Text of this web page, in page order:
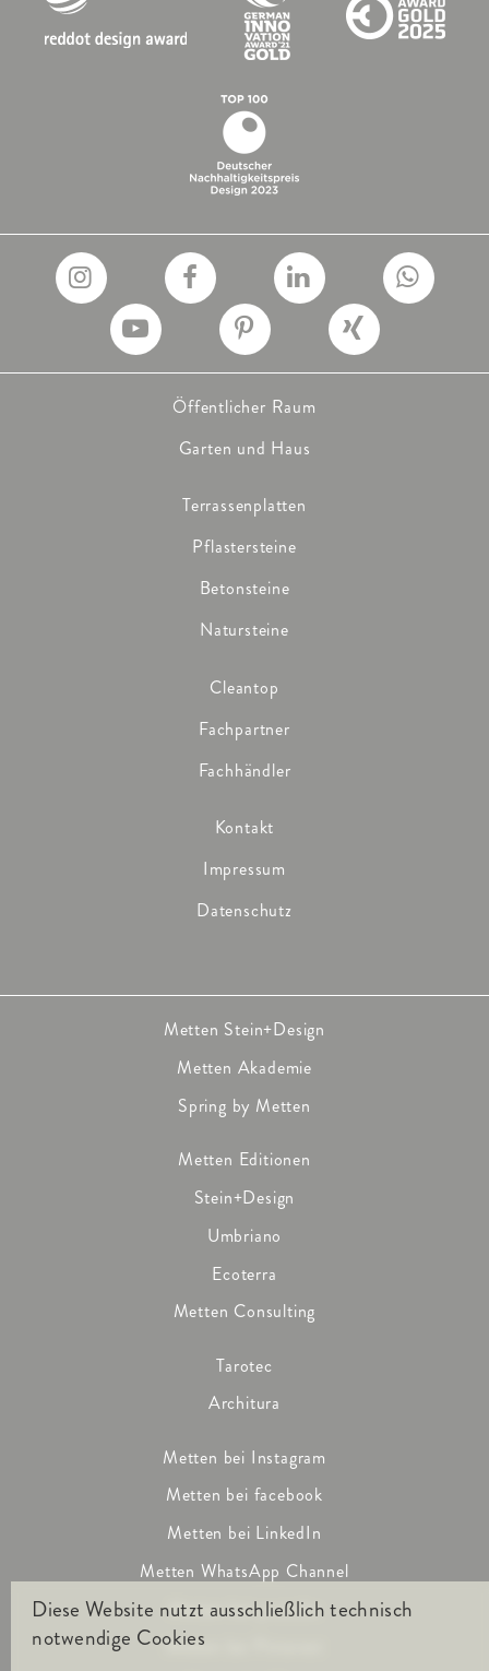
Öffentlicher Raum
Garten und Haus
Terrassenplatten
Pflastersteine
Betonsteine
Natursteine
Cleantop
Fachpartner
Fachhändler
Kontakt
Impressum
Datenschutz
Metten Stein+Design
Metten Akademie
Spring by Metten
Metten Editionen
Stein+Design
Umbriano
Ecoterra
Metten Consulting
Tarotec
Architura
Metten bei Instagram
Metten bei facebook
Metten bei LinkedIn
Metten WhatsApp Channel
Metten bei youtube
Metten bei Pinterest
Diese Website nutzt ausschließlich technisch
notwendige Cookies